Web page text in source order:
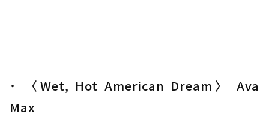
˙ 〈Wet, Hot American Dream〉 Ava
Max